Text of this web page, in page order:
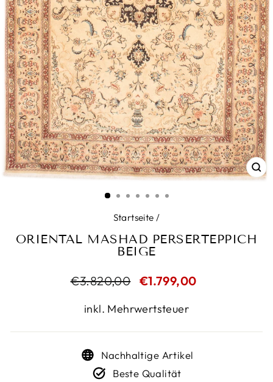
Startseite /
ORIENTAL MASHAD PERSERTEPPICH
BEIGE
Normaler
€3.820,00 Sonderpreis
€1.799,00
inkl. Mehrwertsteuer
Nachhaltige Artikel
Beste Qualität